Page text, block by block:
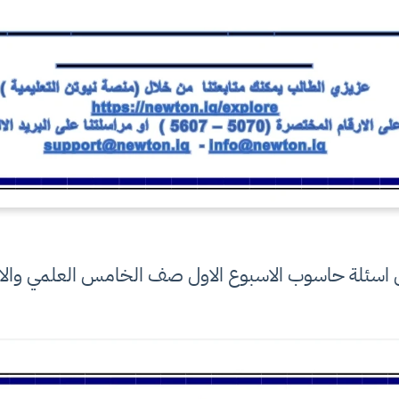
حاسوب الاسبوع الاول صف الخامس العلمي